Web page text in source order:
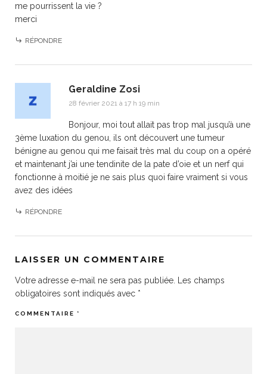
me pourrissent la vie ?
merci
RÉPONDRE
Geraldine Zosi
28 février 2021 à 17 h 19 min
Bonjour, moi tout allait pas trop mal jusqu’à une
3ème luxation du genou, ils ont découvert une tumeur
bénigne au genou qui me faisait très mal du coup on a opéré
et maintenant j’ai une tendinite de la pate d’oie et un nerf qui
fonctionne à moitié je ne sais plus quoi faire vraiment si vous
avez des idées
RÉPONDRE
LAISSER UN COMMENTAIRE
Votre adresse e-mail ne sera pas publiée.
Les champs
obligatoires sont indiqués avec *
COMMENTAIRE *